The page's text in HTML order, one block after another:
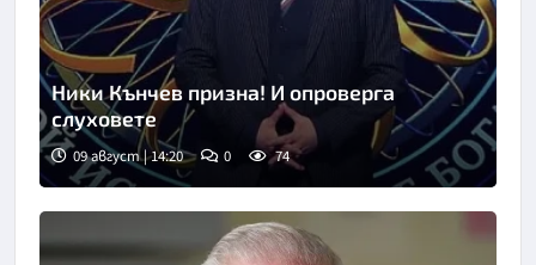
Снимка: bTV
Ники Кънчев призна! И опроверга
слуховете
09 август | 14:20 0 74